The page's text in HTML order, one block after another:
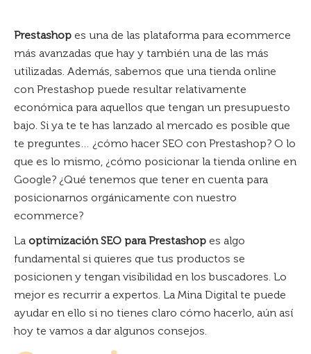
Prestashop es una de las plataforma para ecommerce
más avanzadas que hay y también una de las más
utilizadas. Además, sabemos que una tienda online
con Prestashop puede resultar relativamente
económica para aquellos que tengan un presupuesto
bajo. Si ya te te has lanzado al mercado es posible que
te preguntes… ¿cómo hacer SEO con Prestashop? O lo
que es lo mismo, ¿cómo posicionar la tienda online en
Google? ¿Qué tenemos que tener en cuenta para
posicionarnos orgánicamente con nuestro
ecommerce?
La optimización SEO para Prestashop es algo
fundamental si quieres que tus productos se
posicionen y tengan visibilidad en los buscadores. Lo
mejor es recurrir a expertos. La Mina Digital te puede
ayudar en ello si no tienes claro cómo hacerlo, aún así
hoy te vamos a dar algunos consejos.